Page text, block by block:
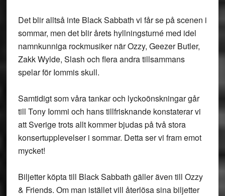
Det blir alltså inte Black Sabbath vi får se på scenen i
sommar, men det blir årets hyllningsturné med idel
namnkunniga rockmusiker när Ozzy, Geezer Butler,
Zakk Wylde, Slash och flera andra tillsammans
spelar för Iommis skull.
Samtidigt som våra tankar och lyckoönskningar går
till Tony Iommi och hans tillfrisknande konstaterar vi
att Sverige trots allt kommer bjudas på två stora
konsertupplevelser i sommar. Detta ser vi fram emot
mycket!
Biljetter köpta till Black Sabbath gäller även till Ozzy
& Friends. Om man istället vill återlösa sina biljetter